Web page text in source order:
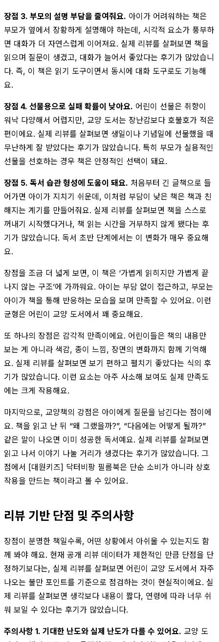
장점 3. 부모의 설명 부담을 줄여줘요. 아이가 어려워하는 책은
부모가 옆에서 장황하게 설명해야 하는데, 시각적 요소가 풍부하
면 대화가 더 자연스럽게 이어져요. 실제 리뷰를 살펴보면 책을
읽으며 질문이 생겼고, 대화가 늘어서 좋았다는 후기가 많았습니
다. 즉, 이 책은 읽기 도구이면서 동시에 대화 도구로도 기능해
요.
장점 4. 선물용으로 실패 확률이 낮아요. 어린이 선물은 취향이
워낙 다양해서 어렵지만, 교양 도서는 장난감보다 호불호가 적은
편이에요. 실제 리뷰를 살펴보면 생일이나 기념일에 선물했을 때
무난하게 잘 받았다는 후기가 많았습니다. 특히 부모가 실용적인
선물을 선호하는 경우 책은 안정적인 선택이 돼요.
장점 5. 독서 습관 형성에 도움이 돼요. 처음부터 긴 글책으로 들
어가면 아이가 지치기 쉬운데, 이처럼 부담이 낮은 책은 책과 친
해지는 계기를 만들어줘요. 실제 리뷰를 살펴보면 책을 스스로
꺼내기 시작했다거나, 책 읽는 시간을 거부하지 않게 됐다는 후
기가 많았습니다. 독서 초반 단계에서는 이 변화가 매우 중요해
요.
장점을 조금 더 넓게 보면, 이 책은 ‘가볍게 읽히지만 가볍게 끝
나지 않는 구조’에 가까워요. 아이는 부담 없이 접근하고, 부모는
아이가 책을 통해 반응하는 모습을 보며 만족할 수 있어요. 이런
균형은 어린이 교양 도서에서 꽤 중요해요.
또 하나의 장점은 감각적 만족이에요. 어린이들은 책의 내용만
보는 게 아니라 색감, 종이 느낌, 장면의 변화까지 함께 기억해
요. 실제 리뷰를 살펴보면 보기 편하고 펼치기 좋았다는 식의 후
기가 많았습니다. 이런 요소는 아주 사소해 보여도 실제 만족도
에는 크게 작용해요.
마지막으로, 교양책의 강점은 아이에게 질문을 남긴다는 점이에
요. 책을 읽고 난 뒤 “왜 그랬을까?”, “다음에는 어떻게 될까?”
같은 말이 나오면 이미 성공한 독서예요. 실제 리뷰를 살펴보면
읽고 나서 이야기 나눌 거리가 생겼다는 후기가 많았습니다. 그
점에서 [대원키즈] 닥터비팡 필름북은 단순 소비가 아니라 상호
작용을 만드는 책이라고 볼 수 있어요.
리뷰 기반 단점 및 주의사항
장점이 분명한 책일수록, 어떤 상황에서 아쉬울 수 있는지도 함
께 봐야 해요. 현재 공개 리뷰 데이터가 제한적인 만큼 단점을 단
정하기보다는, 실제 리뷰를 살펴보면 어린이 교양 도서에서 자주
나오는 불만 포인트를 기준으로 점검하는 것이 현실적이에요. 실
제 리뷰를 살펴보면 생각보다 내용이 짧다, 연령에 따라 너무 쉬
워 보일 수 있다는 후기가 많았습니다.
주의사항 1. 기대한 난도와 실제 난도가 다를 수 있어요. 교양 도